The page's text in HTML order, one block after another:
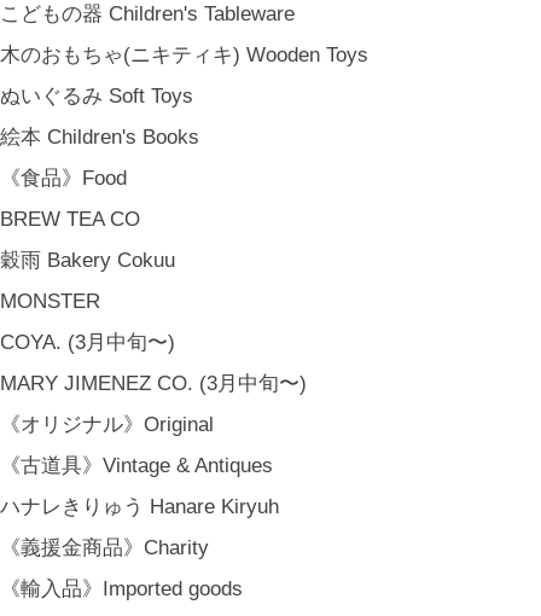
こどもの器 Children's Tableware
木のおもちゃ(ニキティキ) Wooden Toys
ぬいぐるみ Soft Toys
絵本 Children's Books
《食品》Food
BREW TEA CO
穀雨 Bakery Cokuu
MONSTER
COYA. (3月中旬〜)
MARY JIMENEZ CO. (3月中旬〜)
《オリジナル》Original
《古道具》Vintage & Antiques
ハナレきりゅう Hanare Kiryuh
《義援金商品》Charity
《輸入品》Imported goods
日常という大切な時間にそっと寄り添う品々をキュレート。それぞれの